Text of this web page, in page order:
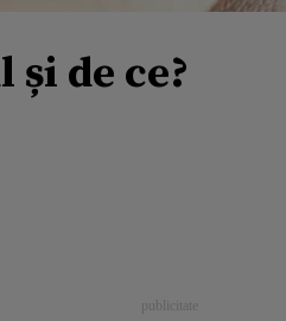
și de ce?